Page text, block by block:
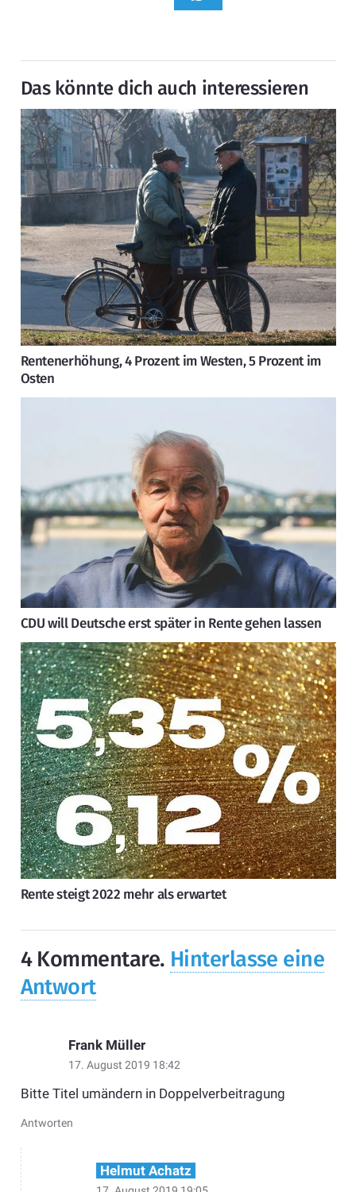
Das könnte dich auch interessieren
Rentenerhöhung, 4 Prozent im Westen, 5 Prozent im
Osten
CDU will Deutsche erst später in Rente gehen lassen
Rente steigt 2022 mehr als erwartet
4 Kommentare. Hinterlasse eine
Antwort
Frank Müller
17. August 2019 18:42
Bitte Titel umändern in Doppelverbeitragung
Antworten
Helmut Achatz